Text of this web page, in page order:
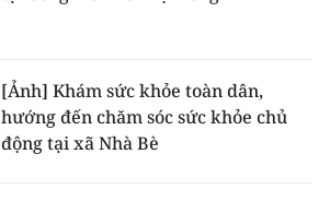
[Ảnh] Khám sức khỏe toàn dân,
hướng đến chăm sóc sức khỏe chủ
động tại xã Nhà Bè